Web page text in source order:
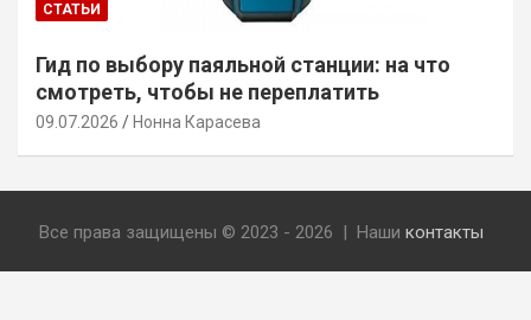
СТАТЬИ
Гид по выбору паяльной станции: на что
смотреть, чтобы не переплатить
09.07.2026 Нонна Карасева
Все права защищены © 2023 - 2026 | Наши контакты